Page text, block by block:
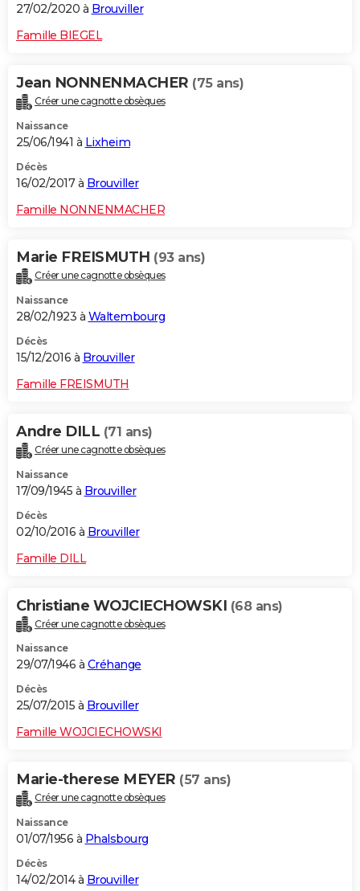
27/02/2020 à Brouviller
Famille BIEGEL
Jean NONNENMACHER (75 ans)
Créer une cagnotte obsèques
Naissance
25/06/1941 à Lixheim
Décès
16/02/2017 à Brouviller
Famille NONNENMACHER
Marie FREISMUTH (93 ans)
Créer une cagnotte obsèques
Naissance
28/02/1923 à Waltembourg
Décès
15/12/2016 à Brouviller
Famille FREISMUTH
Andre DILL (71 ans)
Créer une cagnotte obsèques
Naissance
17/09/1945 à Brouviller
Décès
02/10/2016 à Brouviller
Famille DILL
Christiane WOJCIECHOWSKI (68 ans)
Créer une cagnotte obsèques
Naissance
29/07/1946 à Créhange
Décès
25/07/2015 à Brouviller
Famille WOJCIECHOWSKI
Marie-therese MEYER (57 ans)
Créer une cagnotte obsèques
Naissance
01/07/1956 à Phalsbourg
Décès
14/02/2014 à Brouviller